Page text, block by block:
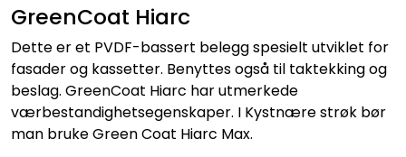
GreenCoat Hiarc
Dette er et PVDF-bassert belegg spesielt utviklet for
fasader og kassetter. Benyttes også til taktekking og
beslag. GreenCoat Hiarc har utmerkede
værbestandighetsegenskaper. I Kystnære strøk bør
man bruke Green Coat Hiarc Max.